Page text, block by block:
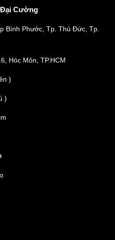
Đại Cường
Bình Phước, Tp. Thủ Đức, Tp.
Hóc Môn, TP.HCM
)
)